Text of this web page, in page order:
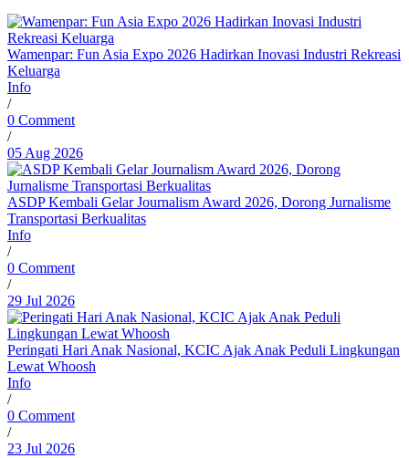
Wamenpar: Fun Asia Expo 2026 Hadirkan Inovasi Industri Rekreasi
Keluarga
Info
/
0 Comment
/
05 Aug 2026
ASDP Kembali Gelar Journalism Award 2026, Dorong Jurnalisme
Transportasi Berkualitas
Info
/
0 Comment
/
29 Jul 2026
Peringati Hari Anak Nasional, KCIC Ajak Anak Peduli Lingkungan
Lewat Whoosh
Info
/
0 Comment
/
23 Jul 2026